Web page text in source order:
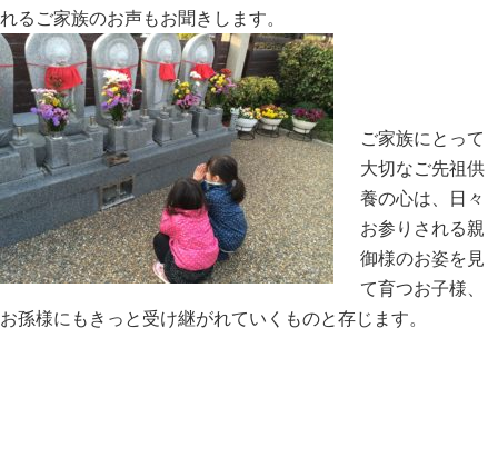
れるご家族のお声もお聞きします。
ご家族にとって
大切なご先祖供
養の心は、日々
お参りされる親
御様のお姿を見
て育つお子様、
お孫様にもきっと受け継がれていくものと存じます。